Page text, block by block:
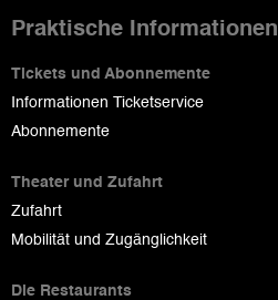
Praktische Informationen
Tickets und Abonnemente
Informationen Ticketservice
Abonnemente
Theater und Zufahrt
Zufahrt
Mobilität und Zugänglichkeit
Die Restaurants